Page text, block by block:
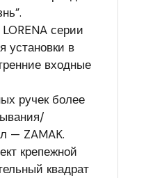
серии
установки в
входные
ручек более
— ZAMAK.
крепежной
квадрат